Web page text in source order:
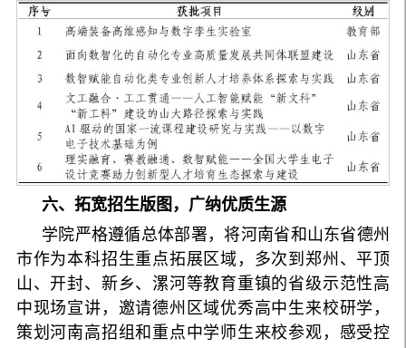
六、拓宽招生版图，广纳优质生源
学院严格遵循总体部署，将河南省和山东省德州
市作为本科招生重点拓展区域，多次到郑州、平顶
山、开封、新乡、漯河等教育重镇的省级示范性高
中现场宣讲，邀请德州区域优秀高中生来校研学，
策划河南高招组和重点中学师生来校参观，感受控